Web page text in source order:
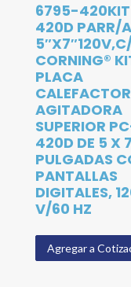
6795-
420D PARR/
CORNING®
PLACA
AGITADORA
SUPERIOR
420D DE 5 X 7
PULGADAS
PANTALLAS
DIGITALES,
V/60 HZ
Agregar a